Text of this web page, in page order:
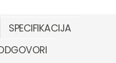
SPECIFIKACIJA